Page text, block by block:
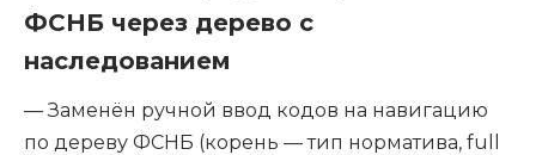
ФСНБ через дерево с
наследованием
— Заменён ручной ввод кодов на навигацию
по дереву ФСНБ (корень — тип норматива, full